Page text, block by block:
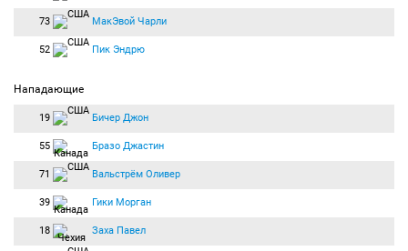
73 МакЭвой Чарли
52 Пик Эндрю
Нападающие
19 Бичер Джон
55 Бразо Джастин
71 Вальстрём Оливер
39 Гики Морган
18 Заха Павел